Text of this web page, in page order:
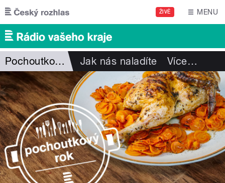
Přejít k hlavnímu obsahu
ŽIVĚ MENU
Pochoutkový rok Jak nás naladíte Více…